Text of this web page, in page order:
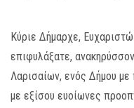
Κύριε Δήμαρχε,
επιφυλάξατε,
Λαρισαίων, ενός Δήμου με
με εξίσου ευοίωνες